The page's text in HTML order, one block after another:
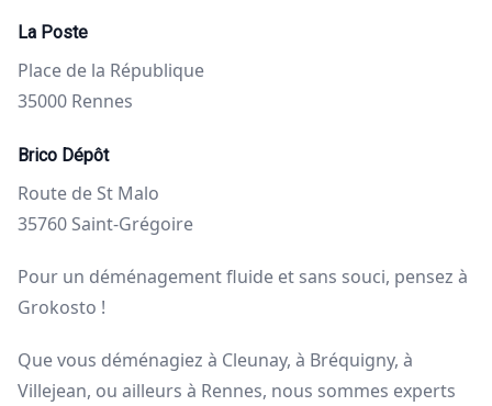
La Poste
Place de la République
35000 Rennes
Brico Dépôt
Route de St Malo
35760 Saint-Grégoire
Pour un déménagement fluide et sans souci, pensez à
Grokosto !
Que vous déménagiez à Cleunay, à Bréquigny, à
Villejean, ou ailleurs à Rennes, nous sommes experts